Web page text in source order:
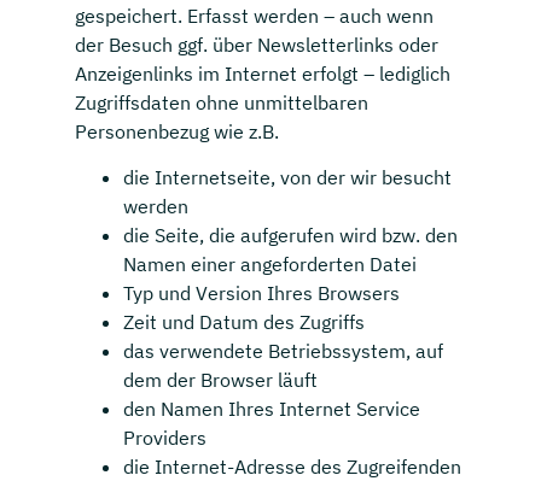
gespeichert. Erfasst werden – auch wenn
der Besuch ggf. über Newsletterlinks oder
Anzeigenlinks im Internet erfolgt – lediglich
Zugriffsdaten ohne unmittelbaren
Personenbezug wie z.B.
die Internetseite, von der wir besucht
werden
die Seite, die aufgerufen wird bzw. den
Namen einer angeforderten Datei
Typ und Version Ihres Browsers
Zeit und Datum des Zugriffs
das verwendete Betriebssystem, auf
dem der Browser läuft
den Namen Ihres Internet Service
Providers
die Internet-Adresse des Zugreifenden